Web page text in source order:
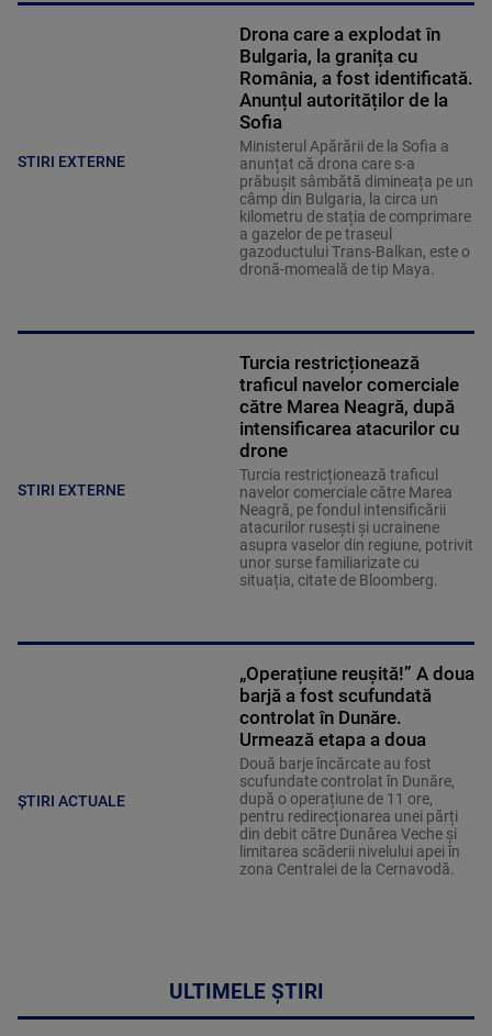
STIRI EXTERNE
Drona care a explodat în
Bulgaria, la granița cu
România, a fost identificată.
Anunțul autorităților de la
Sofia
Ministerul Apărării de la Sofia a
anunțat că drona care s-a
prăbușit sâmbătă dimineața pe un
câmp din Bulgaria, la circa un
kilometru de stația de comprimare
a gazelor de pe traseul
gazoductului Trans-Balkan, este o
dronă-momeală de tip Maya.
STIRI EXTERNE
Turcia restricționează
traficul navelor comerciale
către Marea Neagră, după
intensificarea atacurilor cu
drone
Turcia restricționează traficul
navelor comerciale către Marea
Neagră, pe fondul intensificării
atacurilor rusești și ucrainene
asupra vaselor din regiune, potrivit
unor surse familiarizate cu
situația, citate de Bloomberg.
ȘTIRI ACTUALE
„Operațiune reușită!” A doua
barjă a fost scufundată
controlat în Dunăre.
Urmează etapa a doua
Două barje încărcate au fost
scufundate controlat în Dunăre,
după o operațiune de 11 ore,
pentru redirecționarea unei părți
din debit către Dunărea Veche și
limitarea scăderii nivelului apei în
zona Centralei de la Cernavodă.
ULTIMELE ȘTIRI